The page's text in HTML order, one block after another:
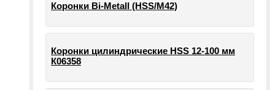
Коронки Bi-Metall (HSS/М42)
Коронки цилиндрические HSS 12-100 мм
К06358